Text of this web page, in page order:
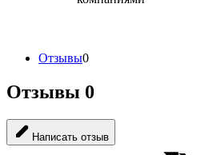
Отзывы0
Отзывы 0
Написать отзыв